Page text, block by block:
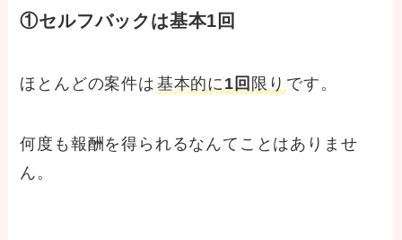
①セルフバックは基本1回
ほとんどの案件は 基本的に 1回 限り です。
何度も報酬を得られるなんてことはありませ
ん。